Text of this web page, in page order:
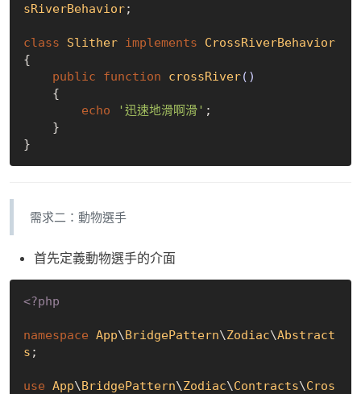
sRiverBehavior;
class Slither implements
CrossRiverBehavior
{
public
function crossRiver()
{
echo
'迅速地滑啊滑' ;
需求二：動物選手
首先定義動物選手的介面
<?php
namespace App\BridgePattern\Zodiac\Abstract
s ;
use App\BridgePattern\Zodiac\Contracts\Cros